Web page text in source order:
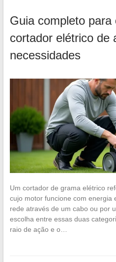
Guia completo
cortador elétrico de
necessidades
Um cortador de grama elétrico
cujo motor funcione com energia
rede através de um cabo ou por
escolha entre essas duas
raio de ação e o…